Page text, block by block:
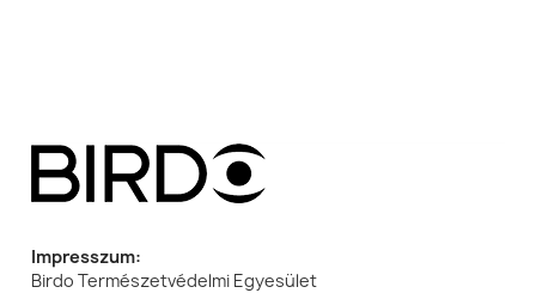
Impresszum:
Birdo Természetvédelmi Egyesület